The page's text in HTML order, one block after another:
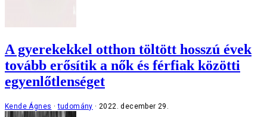
A gyerekekkel otthon töltött hosszú évek
tovább erősítik a nők és férfiak közötti
egyenlőtlenséget
Kende Ágnes tudomány 2022. december 29.